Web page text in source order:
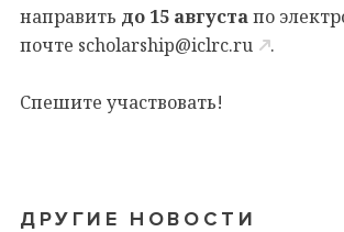
направить до 15 августапо
почте scholarship@iclrc.ru .
Спешите участвовать!
ДРУГИЕ НОВОСТИ